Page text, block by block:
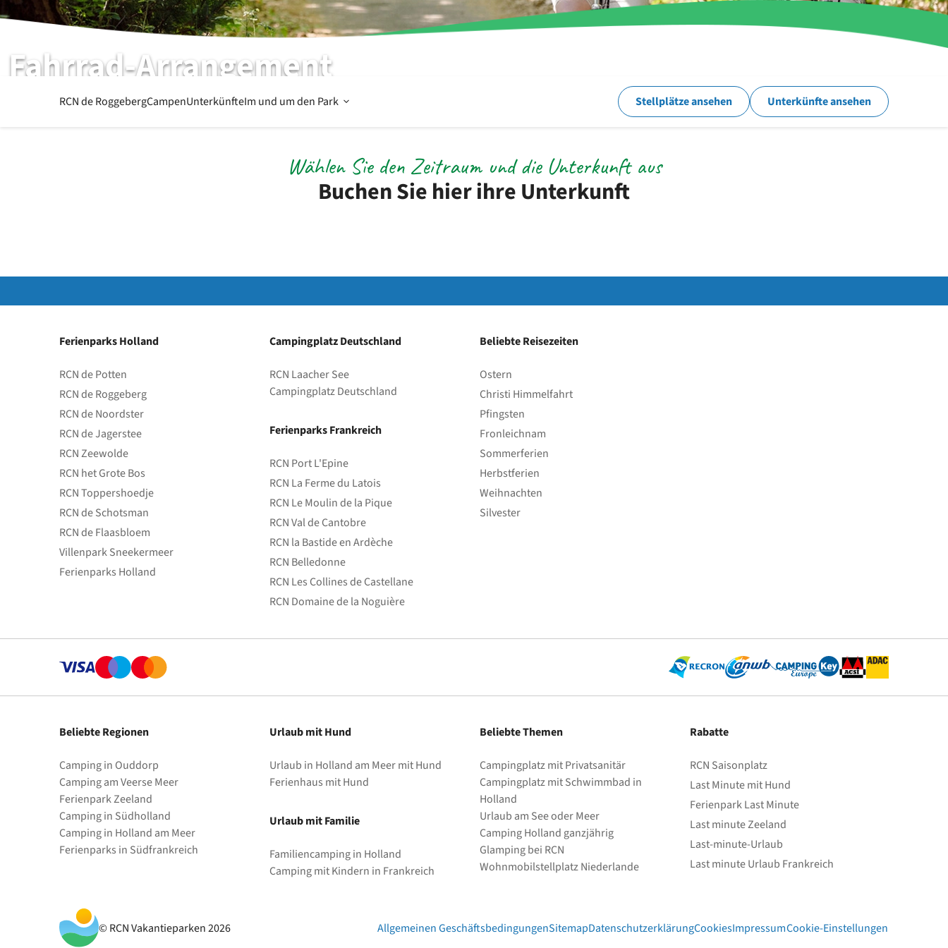
Fahrrad-Arrangement
Bei RCN de Roggeberg | Friesland
RCN de RoggebergCampenUnterkünfteIm und um den Park Offen
und
den
Stellplätze ansehen Unterkünfte ansehen
Buchen Sie hier ihre Unterkunft
Wählen Sie den Zeitraum und die Unterkunft aus
Ferienparks Holland
RCN de Potten
RCN de Roggeberg
RCN de Noordster
RCN de Jagerstee
RCN Zeewolde
RCN het Grote Bos
RCN Toppershoedje
RCN de Schotsman
RCN de Flaasbloem
Villenpark Sneekermeer
Ferienparks Holland
Campingplatz Deutschland
RCN Laacher See
Campingplatz Deutschland
Ferienparks Frankreich
RCN Port L'Epine
RCN La Ferme du Latois
RCN Le Moulin de la Pique
RCN Val de Cantobre
RCN la Bastide en Ardèche
RCN Belledonne
RCN Les Collines de Castellane
RCN Domaine de la Noguière
Beliebte Reisezeiten
Ostern
Christi Himmelfahrt
Pfingsten
Fronleichnam
Sommerferien
Herbstferien
Weihnachten
Silvester
Beliebte Regionen
Camping in Ouddorp
Camping am Veerse Meer
Ferienpark Zeeland
Camping in Südholland
Camping in Holland am Meer
Ferienparks in Südfrankreich
Urlaub mit Hund
Urlaub in Holland am Meer mit Hund
Ferienhaus mit Hund
Urlaub mit Familie
Familiencamping in Holland
Camping mit Kindern in Frankreich
Beliebte Themen
Campingplatz mit Privatsanitär
Campingplatz mit Schwimmbad in
Holland
Urlaub am See oder Meer
Camping Holland ganzjährig
Glamping bei RCN
Wohnmobilstellplatz Niederlande
Rabatte
RCN Saisonplatz
Last Minute mit Hund
Ferienpark Last Minute
Last minute Zeeland
Last-minute-Urlaub
Last minute Urlaub Frankreich
© RCN Vakantieparken 2026 Allgemeinen GeschäftsbedingungenSitemapDatenschutzerklärungCookiesImpressumCookie-Einstellungen